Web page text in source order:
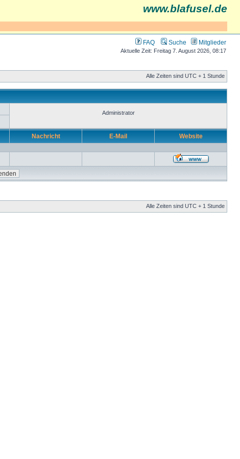
www.blafusel.de
FAQ Suche Mitglieder
Aktuelle Zeit: Freitag 7. August 2026, 08:17
Alle Zeiten sind UTC + 1 Stunde
Administrator
Nachricht E-Mail Website
Alle Zeiten sind UTC + 1 Stunde